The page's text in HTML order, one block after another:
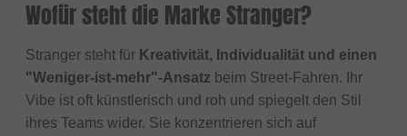
Wofür steht die Marke Stranger?
Stranger steht für Kreativität, Individualität und einen
"Weniger-ist-mehr"-Ansatz beim Street-Fahren. Ihr
Vibe ist oft künstlerisch und roh und spiegelt den Stil
ihres Teams wider. Sie konzentrieren sich auf